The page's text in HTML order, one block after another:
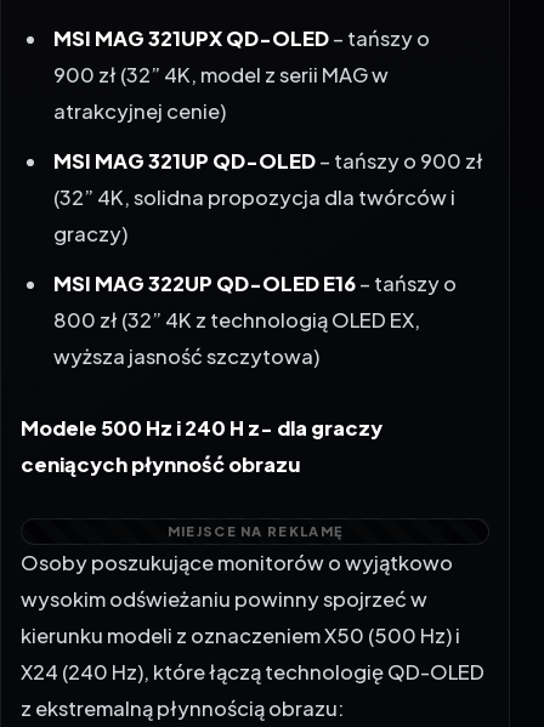
900 zł (32” 4K, model z serii MAG w
atrakcyjnej cenie)
(32” 4K, solidna propozycja dla twórców i
graczy)
800 zł (32” 4K z technologią OLED EX,
wyższa jasność szczytowa)
ceniących płynność obrazu
Osoby poszukujące monitorów o wyjątkowo
wysokim odświeżaniu powinny spojrzeć w
kierunku modeli z oznaczeniem X50 (500 Hz) i
X24 (240 Hz), które łączą technologię QD-OLED
z ekstremalną płynnością obrazu: